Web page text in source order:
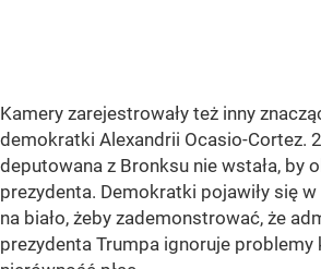
Kamery zarejestrowały też inny
demokratki Alexandrii Ocasio-Cortez.
deputowana z Bronksu nie wstała, by
prezydenta. Demokratki pojawiły się
na biało, żeby zademonstrować, że
prezydenta Trumpa ignoruje problemy